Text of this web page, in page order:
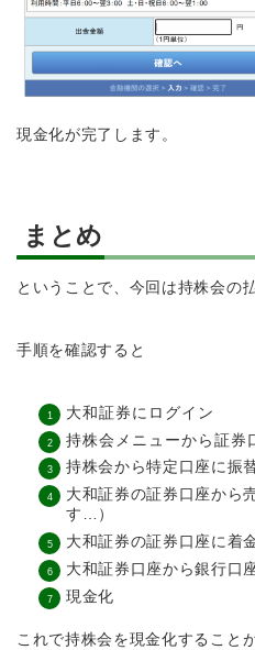
現金化が完了します。
まとめ
ということで、今回は持株会の
手順を確認すると
大和証券にログイン
持株会メニューから証券
持株会から特定口座に振
大和証券の証券口座から
す…）
大和証券の証券口座に着
大和証券口座から銀行口
現金化
これで持株会を現金化すること